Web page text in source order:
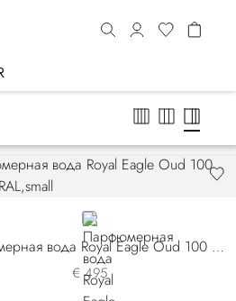
NEUTRAL
Парфюмерная вода Royal Eagle Oud 100 мл
€ 495